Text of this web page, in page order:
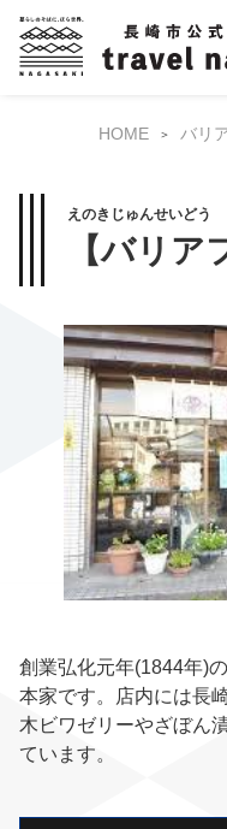
HOME バリ
えのきじゅんせいどう
【バリア
創業弘化元年(1844年)
本家です。店内には長
木ビワゼリーやざぼん
ています。